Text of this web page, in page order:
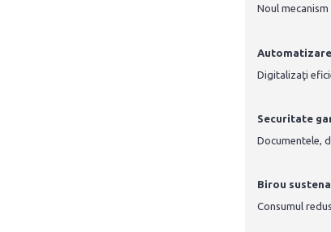
Noul
Digitalizaţi
Securitate
Documentele,
Birou
Consumul